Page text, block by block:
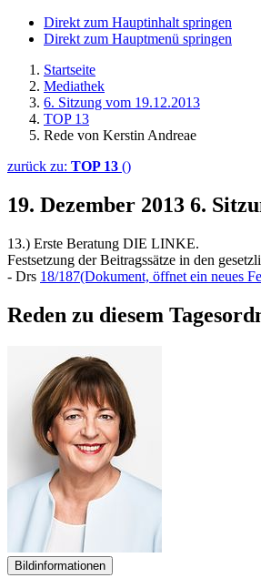
Direkt zum Hauptinhalt springen
Direkt zum Hauptmenü springen
Startseite
Mediathek
6. Sitzung vom 19.12.2013
TOP 13
Rede von Kerstin Andreae
zurück zu: TOP 13 ()
19. Dezember 2013 6.
13.) Erste Beratung DIE LINKE.
Festsetzung der Beitragssätze in den
- Drs 18/187(Dokument, öffnet ein neues
Reden zu diesem
Bildinformationen